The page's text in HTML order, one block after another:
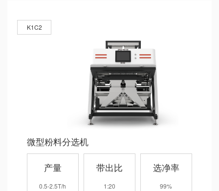
K1C2
微型粉料分选机
产量
0.5-2.5T/h
带出比
1:20
选净率
99%